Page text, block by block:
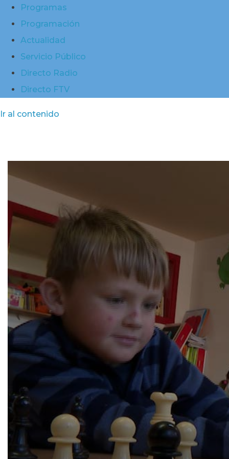
Programas
Programación
Actualidad
Servicio Público
Directo Radio
Directo FTV
Ir al contenido